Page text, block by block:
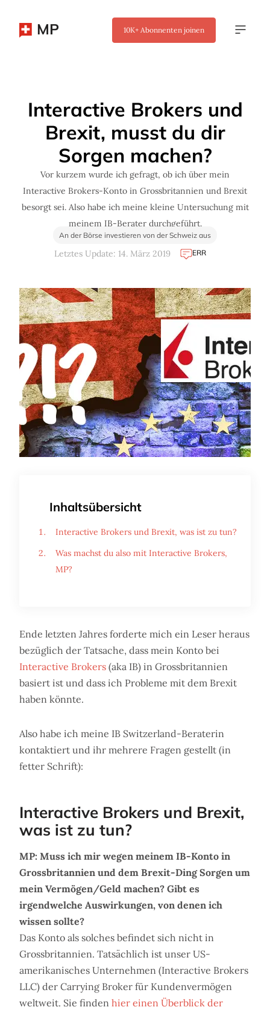
MP 10K+ Abonnenten joinen
Interactive Brokers und
Brexit, musst du dir
Sorgen machen?
Vor kurzem wurde ich gefragt, ob ich über mein
Interactive Brokers-Konto in Grossbritannien und Brexit
besorgt sei. Also habe ich meine kleine Untersuchung mit
meinem IB-Berater durchgeführt.
An der Börse investieren von der Schweiz aus
Letztes Update: 14. März 2019 ERR
Inhaltsübersicht
Interactive Brokers und Brexit, was ist zu tun?
Was machst du also mit Interactive Brokers,
MP?
Ende letzten Jahres forderte mich ein Leser heraus
bezüglich der Tatsache, dass mein Konto bei
Interactive Brokers (aka IB) in Grossbritannien
basiert ist und dass ich Probleme mit dem Brexit
haben könnte.
Also habe ich meine IB Switzerland-Beraterin
kontaktiert und ihr mehrere Fragen gestellt (in
fetter Schrift):
Interactive Brokers und Brexit,
was ist zu tun?
MP: Muss ich mir wegen meinem IB-Konto in
Grossbritannien und dem Brexit-Ding Sorgen um
mein Vermögen/Geld machen? Gibt es
irgendwelche Auswirkungen, von denen ich
wissen sollte?
Das Konto als solches befindet sich nicht in
Grossbritannien. Tatsächlich ist unser US-
amerikanisches Unternehmen (Interactive Brokers
LLC) der Carrying Broker für Kundenvermögen
weltweit. Sie finden hier einen Überblick der